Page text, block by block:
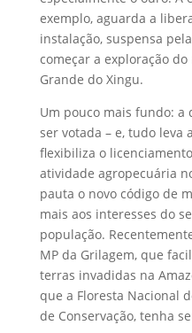
exemplo, aguarda a
instalação, suspensa
começar a exploração
Grande do Xingu.
Um pouco mais fundo:
ser votada – e, tudo leva
flexibiliza o
atividade agropecuária
pauta o novo código de
mais aos interesses do
população.
MP da Grilagem, que
terras invadidas na
que a Floresta Nacional
de Conservação, tenha